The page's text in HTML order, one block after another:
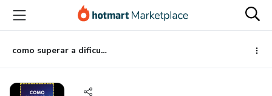
para
conteúdo
principal
para
pagamento
para
rodapé
como superar a dificuldade de não concluir o que eu começo?